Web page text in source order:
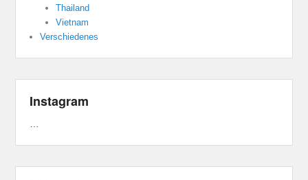
Thailand
Vietnam
Verschiedenes
Instagram
…